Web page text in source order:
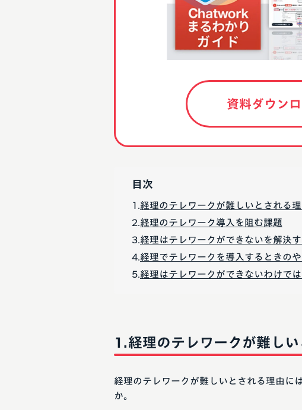
資料ダウン
目次
経理のテレワークが難しいとされる理
経理のテレワーク導入を阻む課題
経理はテレワークができないを解決
経理でテレワークを導入するときの
経理はテレワークができないわけで
経理のテレワークが難し
経理のテレワークが難しいとされる理由に
か。